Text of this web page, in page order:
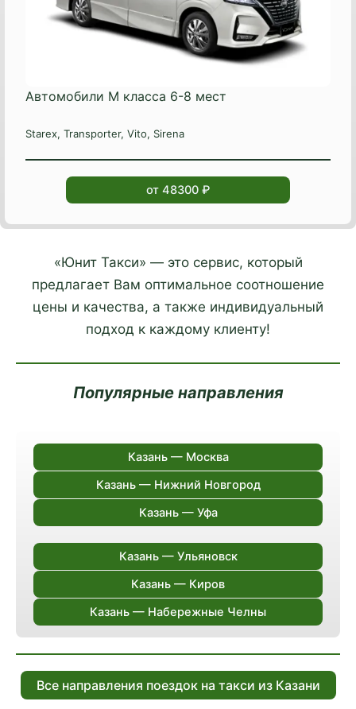
Автомобили М класса 6-8 мест
Starex, Transporter, Vito, Sirena
от 48300 ₽
«Юнит Такси» — это сервис, который
предлагает Вам оптимальное соотношение
цены и качества, а также индивидуальный
подход к каждому клиенту!
Популярные направления
Казань — Москва
Казань — Нижний Новгород
Казань — Уфа
Казань — Ульяновск
Казань — Киров
Казань — Набережные Челны
Все направления поездок на такси из Казани